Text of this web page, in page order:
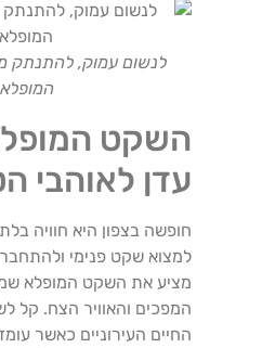
לנשום עמוק, להתנתק
השקט
עדן לאוהבי
חופשה בצפון היא חוויה
למצוא שקט פנימי
מציע את השקט המופלא
המפכים והאוויר הצח. קל
החיים העירוניים כאשר